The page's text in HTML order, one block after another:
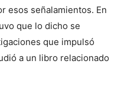
esos señalamientos. En
que lo dicho se
que impulsó
a un libro relacionado